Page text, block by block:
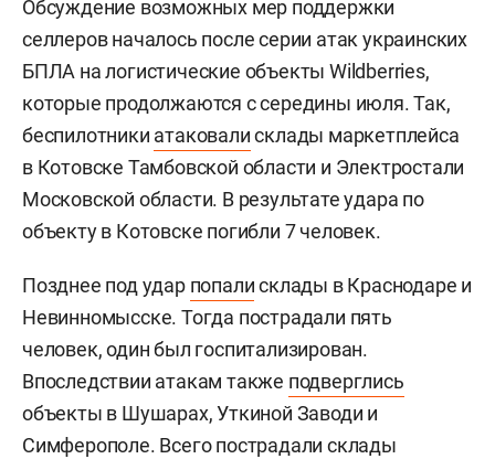
Обсуждение возможных мер поддержки
селлеров началось после серии атак украинских
БПЛА на логистические объекты Wildberries,
которые продолжаются с середины июля. Так,
беспилотники атаковалисклады маркетплейса
в Котовске Тамбовской области и Электростали
Московской области. В результате удара по
объекту в Котовске погибли 7 человек.
Позднее под удар попалисклады в Краснодаре и
Невинномысске. Тогда пострадали пять
человек, один был госпитализирован.
Впоследствии атакам также подверглись
объекты в Шушарах, Уткиной Заводи и
Симферополе. Всего пострадали склады